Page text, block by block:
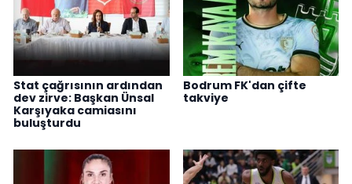
Stat çağrısının ardından
dev zirve: Başkan Ünsal
Karşıyaka camiasını
buluşturdu
Bodrum FK'dan çifte
takviye